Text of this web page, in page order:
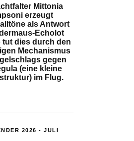
Mittonia
erzeugt
als Antwort
Echolot
tut dies durch den
Mechanismus
gegen
(eine kleine
im Flug.
2026 - JULI